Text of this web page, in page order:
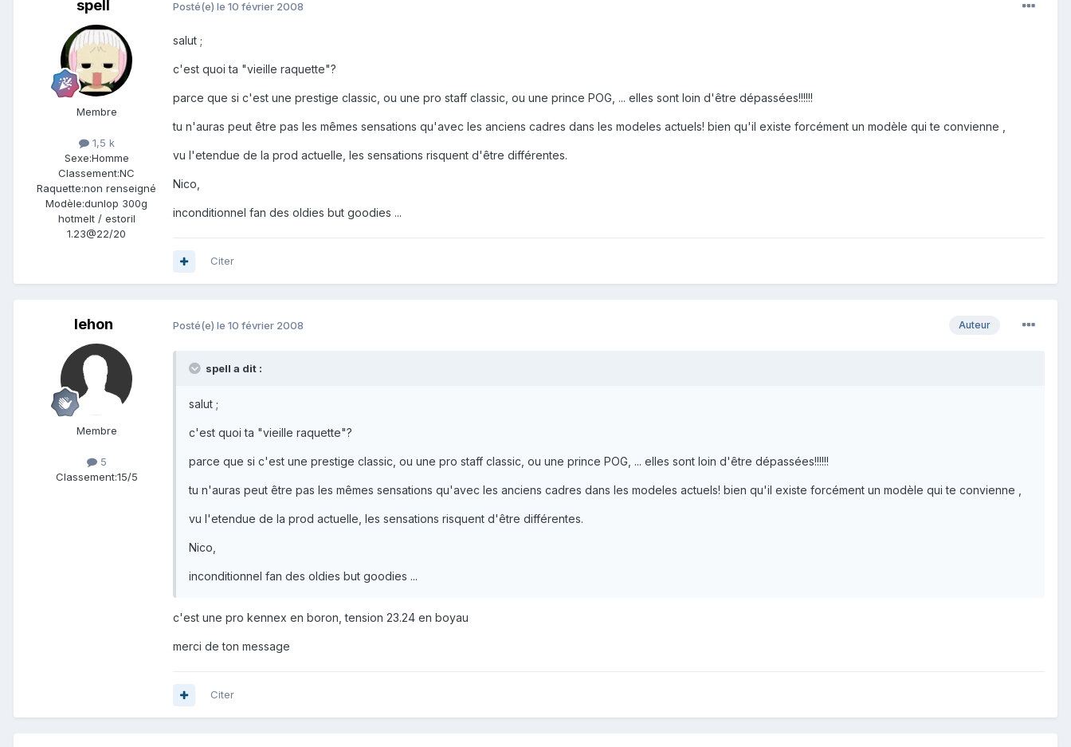
spell
Membre
1,5 k
Sexe:Homme
Classement:NC
Raquette:non renseigné
Modèle:dunlop 300g
hotmelt / estoril
1.23@22/20
Posté(e) le 10 février 2008
salut ;
c'est quoi ta "vieille raquette"?
parce que si c'est une prestige classic, ou une pro staff classic, ou une prince POG, ... elles sont loin d'être dépassées!!!!!!
tu n'auras peut être pas les mêmes sensations qu'avec les anciens cadres dans les modeles actuels! bien qu'il existe forcément un modèle qui te convienne ,
vu l'etendue de la prod actuelle, les sensations risquent d'être différentes.
Nico,
inconditionnel fan des oldies but goodies ...
Citer
lehon
Membre
5
Classement:15/5
Auteur
Posté(e) le 10 février 2008
spell a dit :
salut ;
c'est quoi ta "vieille raquette"?
parce que si c'est une prestige classic, ou une pro staff classic, ou une prince POG, ... elles sont loin d'être dépassées!!!!!!
tu n'auras peut être pas les mêmes sensations qu'avec les anciens cadres dans les modeles actuels! bien qu'il existe forcément un modèle qui te convienne ,
vu l'etendue de la prod actuelle, les sensations risquent d'être différentes.
Nico,
inconditionnel fan des oldies but goodies ...
c'est une pro kennex en boron, tension 23.24 en boyau
merci de ton message
Citer